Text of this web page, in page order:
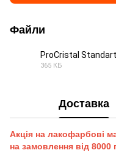
Файли
ProCristal Standart
365 КБ
Доставка
Акція на лакофарбові
на замовлення від 8000